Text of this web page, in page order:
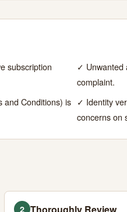
subscription
✓ Unwanted
complaint.
and Conditions) is ✓ Identity
concerns on
2